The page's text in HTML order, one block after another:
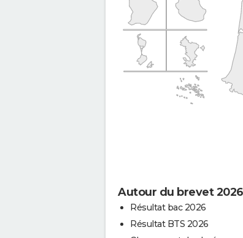
Autour du brevet
Résultat bac 2026
Résultat BTS 2026